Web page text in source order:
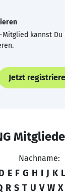
kannst Du
Jetzt
Nachname:
E F G H I J K L
R S T U V W X